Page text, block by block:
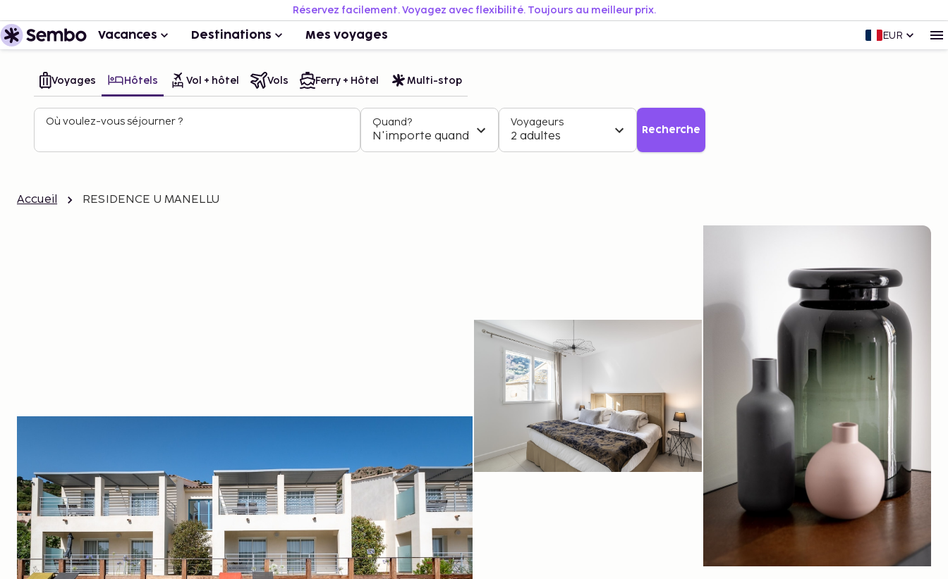
Réservez facilement. Voyagez avec flexibilité. Toujours au meilleur prix.
Vacances Destinations Mes voyages EUR
Voyages Hôtels Vol + hôtel Vols Ferry + Hôtel Multi-stop
Où voulez-vous séjourner ? Quand?
N'importe quand
Voyageurs
2 adultes Recherche
Accueil RESIDENCE U MANELLU